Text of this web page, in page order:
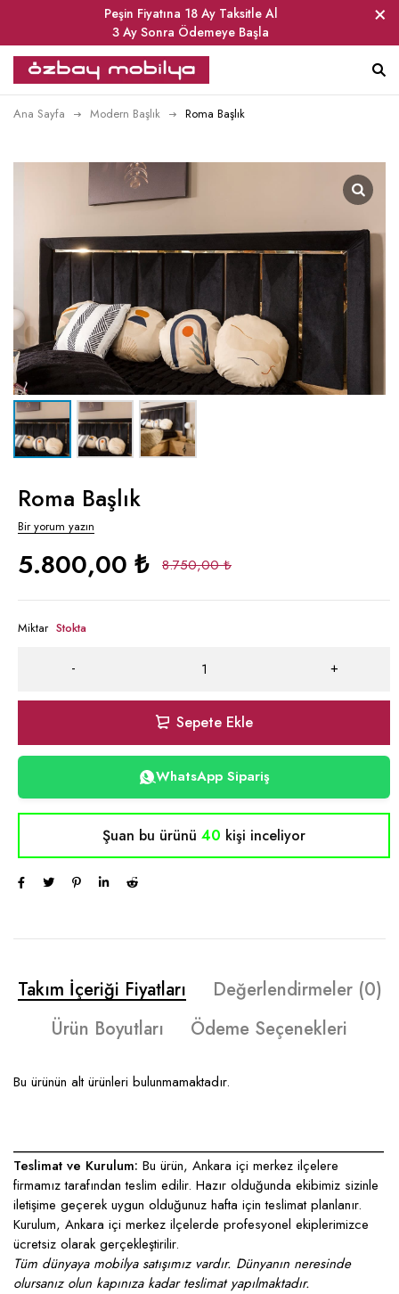
Peşin Fiyatına 18 Ay Taksitle Al
3 Ay Sonra Ödemeye Başla
Ana Sayfa Modern Başlık Roma Başlık
Roma Başlık
Bir yorum yazın
8.750,00₺
5.800,00 ₺
Miktar Stokta
Sepete Ekle
WhatsApp Sipariş
Şuan bu ürünü 40 kişi inceliyor
Takım İçeriği Fiyatları
Değerlendirmeler (0)
Ürün Boyutları
Ödeme Seçenekleri
Bu ürünün alt ürünleri bulunmamaktadır.
____________________________________________________
Teslimat ve Kurulum: Bu ürün, Ankara içi merkez ilçelere
firmamız tarafından teslim edilir. Hazır olduğunda ekibimiz sizinle
iletişime geçerek uygun olduğunuz hafta için teslimat planlanır.
Kurulum, Ankara içi merkez ilçelerde profesyonel ekiplerimizce
ücretsiz olarak gerçekleştirilir.
Tüm dünyaya mobilya satışımız vardır. Dünyanın neresinde
olursanız olun kapınıza kadar teslimat yapılmaktadır.